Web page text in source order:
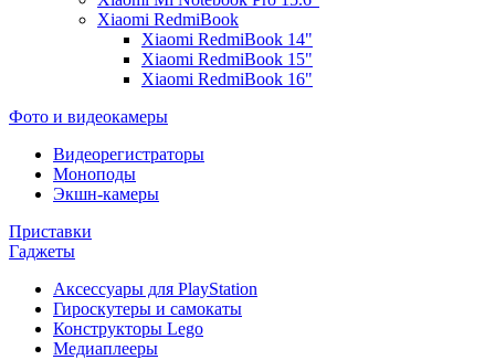
Xiaomi RedmiBook
Xiaomi RedmiBook 14"
Xiaomi RedmiBook 15"
Xiaomi RedmiBook 16"
Фото и видеокамеры
Видеорегистраторы
Моноподы
Экшн-камеры
Приставки
Гаджеты
Аксессуары для PlayStation
Гироскутеры и самокаты
Конструкторы Lego
Медиаплееры